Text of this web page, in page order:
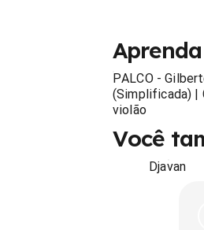
PALCO -
(Simplificada) |
violão
Você
Djavan